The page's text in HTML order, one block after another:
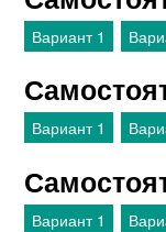
Вариант 1
Вариант 1
Вариант 1